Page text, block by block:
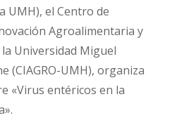
UMH), el Centro de
Agroalimentaria y
Universidad Miguel
(CIAGRO-UMH), organiza
«Virus entéricos en la